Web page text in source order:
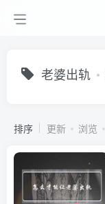
老婆出轨
排序 更新 浏览